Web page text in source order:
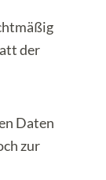
der
Daten
zur